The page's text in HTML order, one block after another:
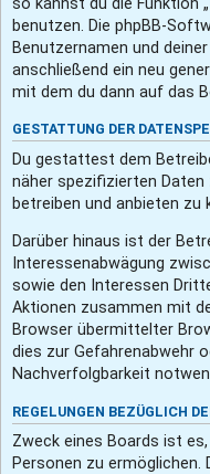
so kannst du die Funktion
benutzen. Die phpBB-
Benutzernamen und
anschließend ein neu
mit dem du dann auf das
GESTATTUNG DER
Du gestattest dem
näher spezifizierten Daten
betreiben und anbieten zu
Darüber hinaus ist der
Interessenabwägung
sowie den Interessen
Aktionen zusammen mit
Browser übermittelter
dies zur Gefahrenabwehr
Nachverfolgbarkeit
REGELUNGEN BEZÜGLICH
Zweck eines Boards ist
Personen zu ermöglichen.